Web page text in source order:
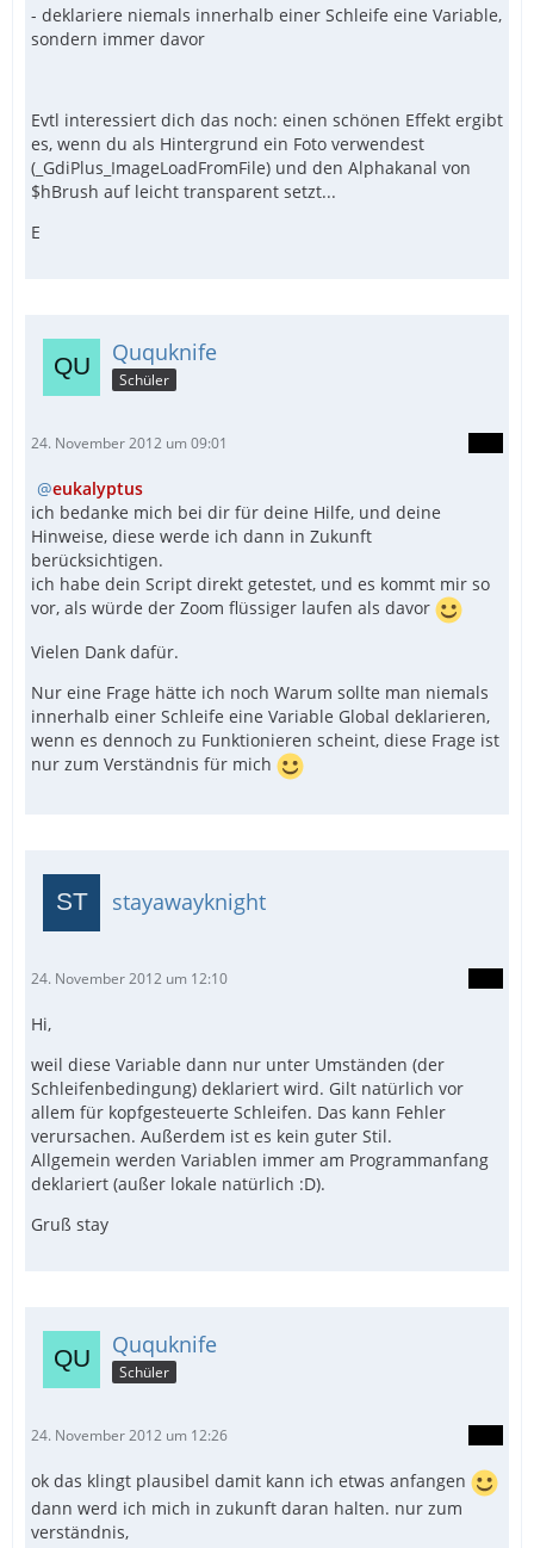
- deklariere niemals innerhalb einer Schleife eine Variable,
sondern immer davor
Evtl interessiert dich das noch: einen schönen Effekt ergibt
es, wenn du als Hintergrund ein Foto verwendest
(_GdiPlus_ImageLoadFromFile) und den Alphakanal von
$hBrush auf leicht transparent setzt...
E
Ququknife
Schüler
24. November 2012 um 09:01
eukalyptus
ich bedanke mich bei dir für deine Hilfe, und deine
Hinweise, diese werde ich dann in Zukunft
berücksichtigen.
ich habe dein Script direkt getestet, und es kommt mir so
vor, als würde der Zoom flüssiger laufen als davor
Vielen Dank dafür.
Nur eine Frage hätte ich noch Warum sollte man niemals
innerhalb einer Schleife eine Variable Global deklarieren,
wenn es dennoch zu Funktionieren scheint, diese Frage ist
nur zum Verständnis für mich
stayawayknight
24. November 2012 um 12:10
Hi,
weil diese Variable dann nur unter Umständen (der
Schleifenbedingung) deklariert wird. Gilt natürlich vor
allem für kopfgesteuerte Schleifen. Das kann Fehler
verursachen. Außerdem ist es kein guter Stil.
Allgemein werden Variablen immer am Programmanfang
deklariert (außer lokale natürlich :D).
Gruß stay
Ququknife
Schüler
24. November 2012 um 12:26
ok das klingt plausibel damit kann ich etwas anfangen
dann werd ich mich in zukunft daran halten. nur zum
verständnis,